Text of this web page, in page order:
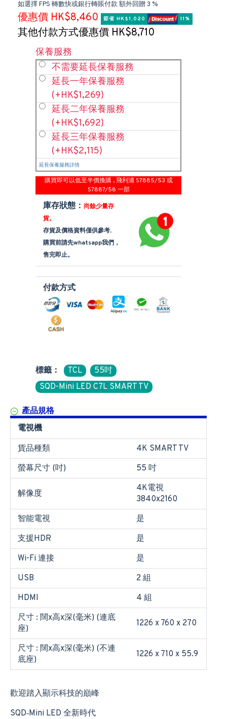
如選擇 FPS 轉數快或銀行轉賬付款 額外回贈 3 %
優惠價 HK$8,460 節省 HK$1,020 11%
其他付款方式優惠價 HK$8,710
保養服務
不需要延長保養服務
延長一年保養服務
(+HK$1,269)
延長二年保養服務
(+HK$1,692)
延長三年保養服務
(+HK$2,115)
延長保養服務詳情
購買即可以低至半價換購 , 飛利浦 S7885/53 或
S7887/58 一部
庫存狀態： 尚餘少量存
貨。
存貨及價格資料僅供參考,
購買前請先whatsapp我們，
售完即止。
付款方式
標籤： TCL
55吋
SQD-Mini LED C7L SMART TV
產品規格
電視機
貨品種類
4K SMART TV
螢幕尺寸 (吋)
55 吋
解像度
4K電視
3840x2160
智能電視
是
支援HDR
是
Wi-Fi 連接
是
USB
2 組
HDMI
4 組
尺寸 : 闊x高x深(毫米) (連底
座)
1226 x 760 x 270
尺寸 : 闊x高x深(毫米) (不連
底座)
1226 x 710 x 55.9
歡迎踏入顯示科技的巔峰
SQD‑Mini LED 全新時代